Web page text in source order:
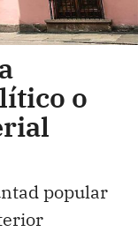
o
popular